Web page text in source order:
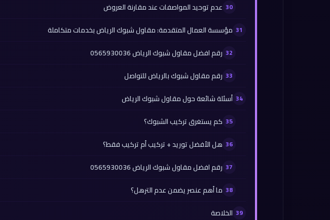
عدم توحيد المواصفات عند مقارنة العروض
مؤسسة العمال المتقدمة: مقاول شبوك الرياض بخدمات متكاملة
رقم افضل مقاول شبوك الرياض 0565930036
رقم مقاول شبوك بالرياض للتواصل
أسئلة شائعة حول مقاول شبوك الرياض
كم يستغرق تركيب الشبوك؟
هل الأفضل توريد + تركيب أم تركيب فقط؟
رقم افضل مقاول شبوك الرياض 0565930036
ما أهم عنصر يضمن عدم الترهل؟
الخلاصة